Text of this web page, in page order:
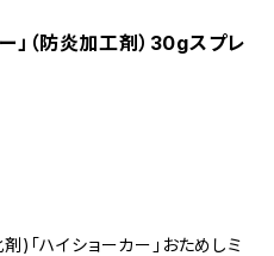
」（防炎加工剤）30gスプレ
)「ハイショーカー」おためしミ